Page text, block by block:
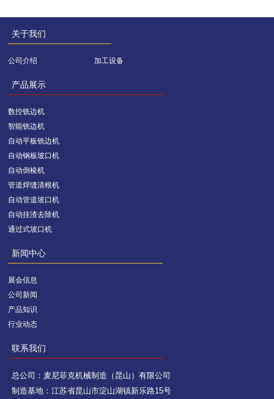
关于我们
公司介绍 加工设备
产品展示
数控铣边机
智能铣边机
自动平板铣边机
自动钢板坡口机
自动倒棱机
管道焊缝清根机
自动管道坡口机
自动挂渣去除机
通过式坡口机
新闻中心
展会信息
公司新闻
产品知识
行业动态
联系我们
总公司：麦尼菲克机械制造（昆山）有限公司
制造基地：江苏省昆山市淀山湖镇新乐路15号